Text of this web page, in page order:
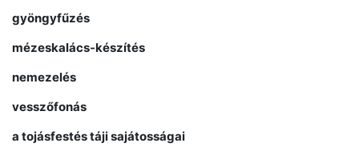
gyöngyfűzés
mézeskalács-készítés
nemezelés
vesszőfonás
a tojásfestés táji sajátosságai